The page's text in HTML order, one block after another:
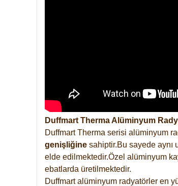
Duffmart Therma Alüminyum
Duffmart Therma serisi alüminyum
genişliğine sahiptir.Bu sayede aynı
elde edilmektedir.Özel alüminyum
ebatlarda üretilmektedir.
Duffmart alüminyum radyatörler en